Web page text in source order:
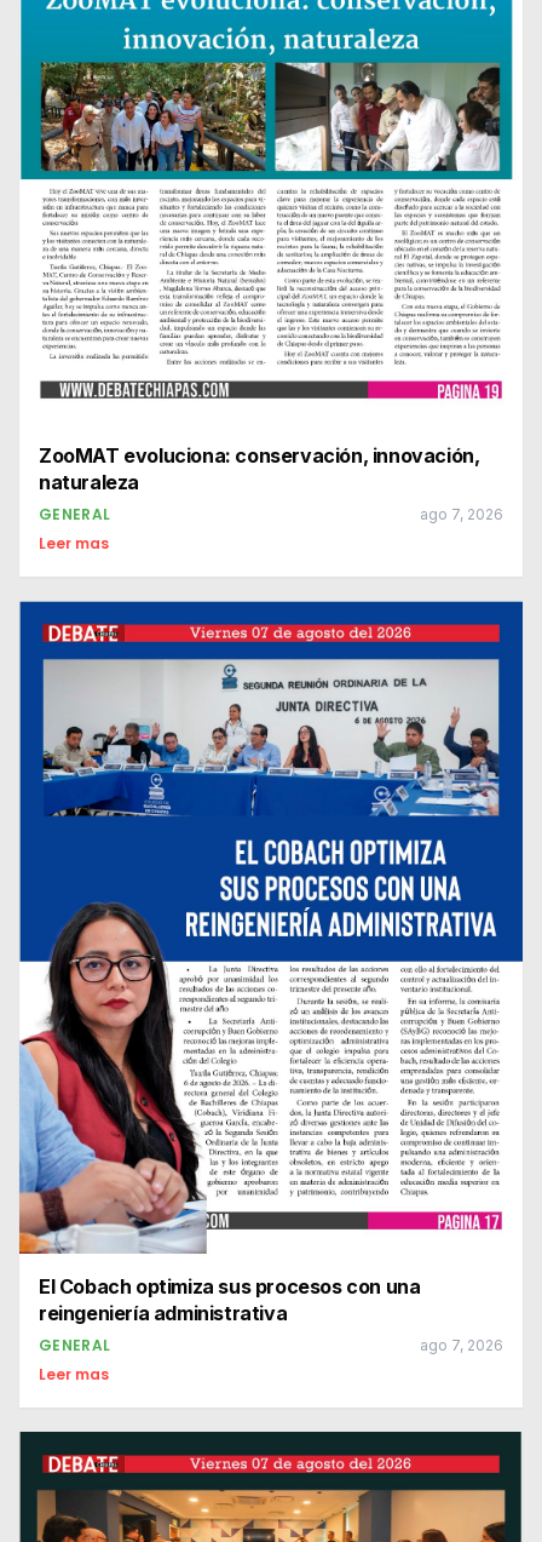
ZooMAT evoluciona: conservación, innovación,
naturaleza
GENERAL ago 7, 2026
Leer mas
El Cobach optimiza sus procesos con una
reingeniería administrativa
GENERAL ago 7, 2026
Leer mas